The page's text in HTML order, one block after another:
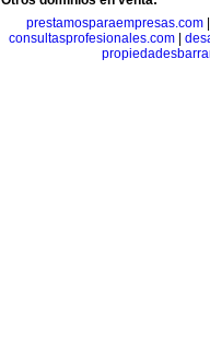
prestamosparaempresas.com
consultasprofesionales.com|